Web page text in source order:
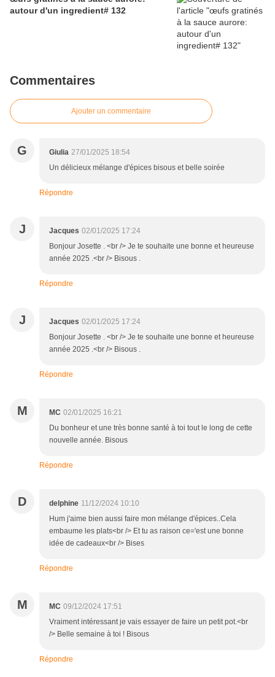
autour d'un ingredient# 132
Commentaires
Ajouter un commentaire
G Giulia 27/01/2025 18:54
Un délicieux mélange d'épices bisous et belle soirée
Répondre
J Jacques 02/01/2025 17:24
Bonjour Josette . <br /> Je te souhaite une bonne et heureuse
année 2025 .<br /> Bisous .
Répondre
J Jacques 02/01/2025 17:24
Bonjour Josette . <br /> Je te souhaite une bonne et heureuse
année 2025 .<br /> Bisous .
Répondre
M MC 02/01/2025 16:21
Du bonheur et une très bonne santé à toi tout le long de cette
nouvelle année. Bisous
Répondre
D delphine 11/12/2024 10:10
Hum j'aime bien aussi faire mon mélange d'épices..Cela
embaume les plats<br /> Et tu as raison ce='est une bonne
idée de cadeaux<br /> Bises
Répondre
M MC 09/12/2024 17:51
Vraiment intéressant je vais essayer de faire un petit pot.<br
/> Belle semaine à toi ! Bisous
Répondre